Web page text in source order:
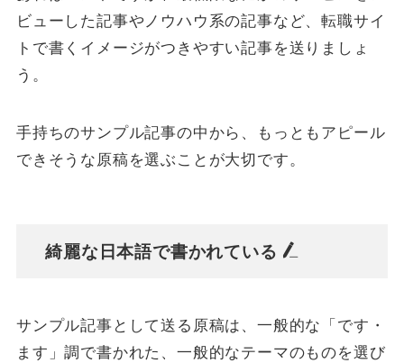
ビューした記事やノウハウ系の記事など、転職サイ
トで書くイメージがつきやすい記事を送りましょ
う。
手持ちのサンプル記事の中から、もっともアピール
できそうな原稿を選ぶことが大切です。
綺麗な日本語で書かれている
サンプル記事として送る原稿は、一般的な「です・
ます」調で書かれた、一般的なテーマのものを選び